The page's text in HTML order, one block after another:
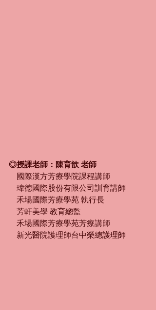
◎授課老師：陳育歆 老師
國際漢方芳療學院課程講師
瑋德國際股份有限公司訓育講師
禾場國際芳療學苑 執行長
芳軒美學 教育總監
禾場國際芳療學苑芳療講師
新光醫院護理師台中榮總護理師